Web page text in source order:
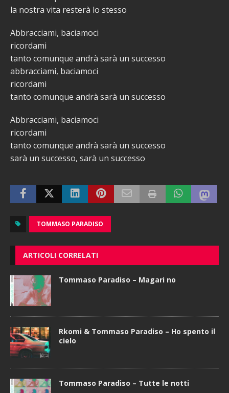
la nostra vita resterà lo stesso
Abbracciami, baciamoci
ricordami
tanto comunque andrà sarà un successo
abbracciami, baciamoci
ricordami
tanto comunque andrà sarà un successo
Abbracciami, baciamoci
ricordami
tanto comunque andrà sarà un successo
sarà un successo, sarà un successo
TOMMASO PARADISO
ARTICOLI CORRELATI
Tommaso Paradiso – Magari no
Rkomi & Tommaso Paradiso – Ho spento il
cielo
Tommaso Paradiso – Tutte le notti